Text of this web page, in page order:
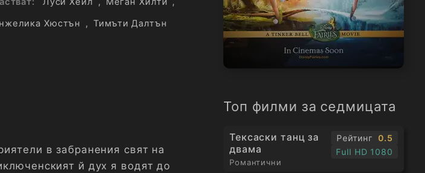
Топ филми за седмицата
Тексаски танц за
двама
Романтични
Рейтинг
0.5
Full HD 1080
Хюстън
, Тимъти Далтън
в забранения свят на
й дух я водят до